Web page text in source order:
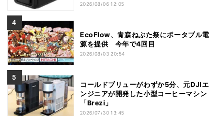
2026/08/06 12:05
EcoFlow、青森ねぶた祭にポータブル電
源を提供 今年で4回目
2026/08/03 20:54
コールドブリューがわずか5分、元DJIエ
ンジニアが開発した小型コーヒーマシン
「Brezi」
2026/07/30 13:45